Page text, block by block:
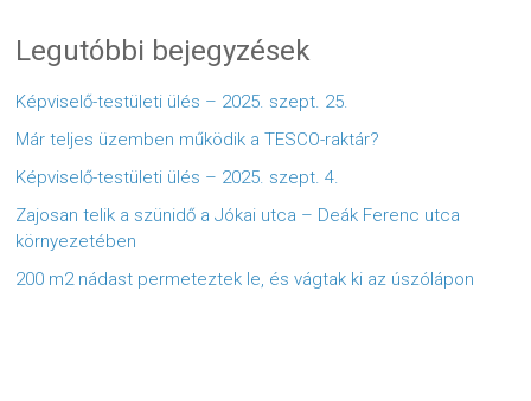
Legutóbbi bejegyzések
Képviselő-testületi ülés – 2025. szept. 25.
Már teljes üzemben működik a TESCO-raktár?
Képviselő-testületi ülés – 2025. szept. 4.
Zajosan telik a szünidő a Jókai utca – Deák Ferenc utca
környezetében
200 m2 nádast permeteztek le, és vágtak ki az úszólápon